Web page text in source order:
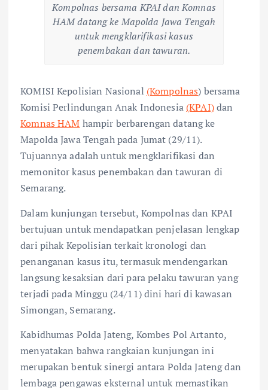
Kompolnas bersama KPAI dan Komnas
HAM datang ke Mapolda Jawa Tengah
untuk mengklarifikasi kasus
penembakan dan tawuran.
KOMISI Kepolisian Nasional (Kompolnas) bersama
Komisi Perlindungan Anak Indonesia (KPAI)dan
Komnas HAM hampir berbarengan datang ke
Mapolda Jawa Tengah pada Jumat (29/11).
Tujuannya adalah untuk mengklarifikasi dan
memonitor kasus penembakan dan tawuran di
Semarang.
Dalam kunjungan tersebut, Kompolnas dan KPAI
bertujuan untuk mendapatkan penjelasan lengkap
dari pihak Kepolisian terkait kronologi dan
penanganan kasus itu, termasuk mendengarkan
langsung kesaksian dari para pelaku tawuran yang
terjadi pada Minggu (24/11) dini hari di kawasan
Simongan, Semarang.
Kabidhumas Polda Jateng, Kombes Pol Artanto,
menyatakan bahwa rangkaian kunjungan ini
merupakan bentuk sinergi antara Polda Jateng dan
lembaga pengawas eksternal untuk memastikan